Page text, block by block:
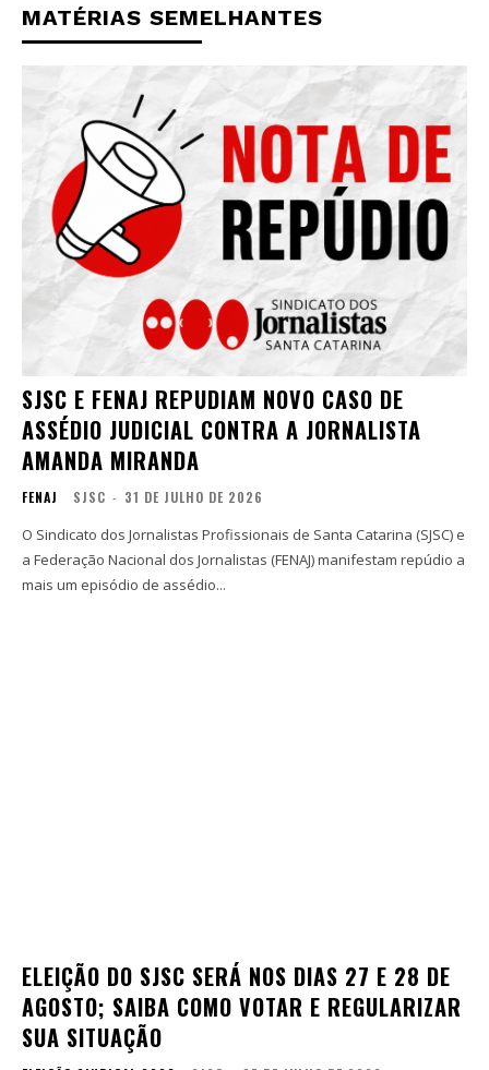
MATÉRIAS SEMELHANTES
SJSC E FENAJ REPUDIAM NOVO CASO DE
ASSÉDIO JUDICIAL CONTRA A JORNALISTA
AMANDA MIRANDA
FENAJ SJSC - 31 DE JULHO DE 2026
O Sindicato dos Jornalistas Profissionais de Santa Catarina (SJSC) e
a Federação Nacional dos Jornalistas (FENAJ) manifestam repúdio a
mais um episódio de assédio...
ELEIÇÃO DO SJSC SERÁ NOS DIAS 27 E 28 DE
AGOSTO; SAIBA COMO VOTAR E REGULARIZAR
SUA SITUAÇÃO